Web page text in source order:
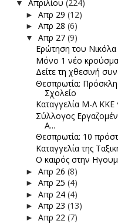
▼ Απριλίου (224)
► Απρ 29 (12)
► Απρ 28 (6)
▼ Απρ 27 (9)
Ερώτηση του
Μόνο 1 νέο
Δείτε τη χθεσινή
Θεσπρωτία:
Σχολείο
Καταγγελία Μ-Λ ΚΚΕ
Σύλλογος
Α...
Θεσπρωτία: 10
Καταγγελία της
Ο καιρός στην
► Απρ 26 (8)
► Απρ 25 (4)
► Απρ 24 (4)
► Απρ 23 (13)
► Απρ 22 (7)